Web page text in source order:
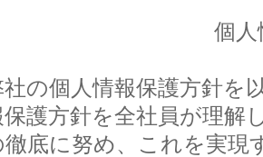
個人
社の個人情報保護方針を
保護方針を全社員が理解
徹底に努め、これを実現